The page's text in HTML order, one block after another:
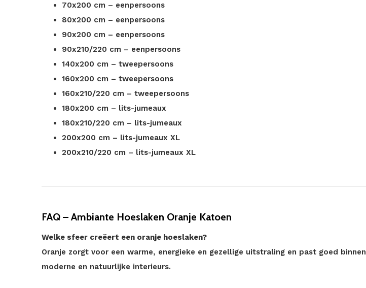
70x200 cm – eenpersoons
80x200 cm – eenpersoons
90x200 cm – eenpersoons
90x210/220 cm – eenpersoons
140x200 cm – tweepersoons
160x200 cm – tweepersoons
160x210/220 cm – tweepersoons
180x200 cm – lits-jumeaux
180x210/220 cm – lits-jumeaux
200x200 cm – lits-jumeaux XL
200x210/220 cm – lits-jumeaux XL
FAQ – Ambiante Hoeslaken Oranje Katoen
Welke sfeer creëert een oranje hoeslaken?
Oranje zorgt voor een warme, energieke en gezellige uitstraling en past goed binnen
moderne en natuurlijke interieurs.